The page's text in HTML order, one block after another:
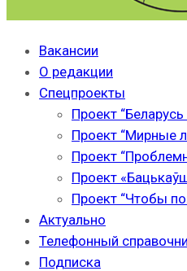
Вакансии
О редакции
Спецпроекты
Проект
Проект “Мирные
Проект
Проект
Проект “Чтобы
Актуально
Телефонный
Подписка